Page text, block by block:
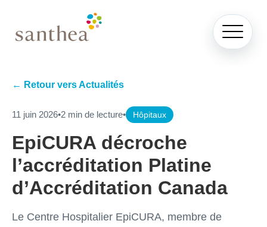
← Retour vers Actualités
11 juin 2026•2 min de lecture• Hôpitaux
EpiCURA décroche
l’accréditation Platine
d’Accréditation Canada
Le Centre Hospitalier EpiCURA, membre de